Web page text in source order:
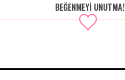
BEĞENMEYI UNUTMA!